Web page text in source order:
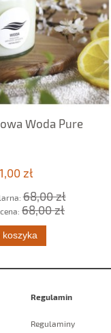
KARTY
Regulamin
Regulaminy